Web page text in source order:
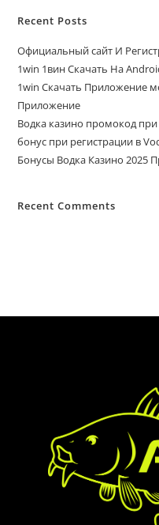
Recent Posts
Официальный сайт И
1win 1вин Скачать На
1win Скачать Приложение
Приложение
Водка казино промокод при
бонус при регистрации в
Бонусы Водка Казино 2025
Recent Comments